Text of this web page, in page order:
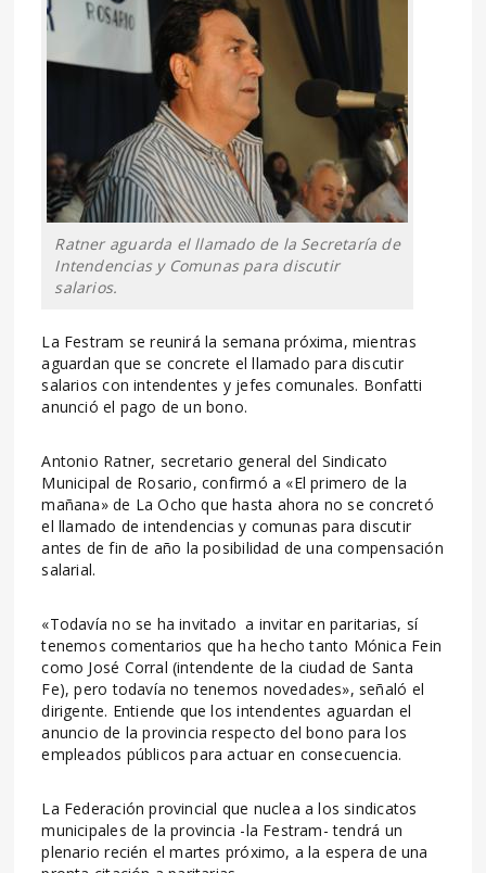
Ratner aguarda el llamado de la Secretaría de
Intendencias y Comunas para discutir
salarios.
La Festram se reunirá la semana próxima, mientras
aguardan que se concrete el llamado para discutir
salarios con intendentes y jefes comunales. Bonfatti
anunció el pago de un bono.
Antonio Ratner, secretario general del Sindicato
Municipal de Rosario, confirmó a «El primero de la
mañana» de La Ocho que hasta ahora no se concretó
el llamado de intendencias y comunas para discutir
antes de fin de año la posibilidad de una compensación
salarial.
«Todavía no se ha invitado a invitar en paritarias, sí
tenemos comentarios que ha hecho tanto Mónica Fein
como José Corral (intendente de la ciudad de Santa
Fe), pero todavía no tenemos novedades», señaló el
dirigente. Entiende que los intendentes aguardan el
anuncio de la provincia respecto del bono para los
empleados públicos para actuar en consecuencia.
La Federación provincial que nuclea a los sindicatos
municipales de la provincia -la Festram- tendrá un
plenario recién el martes próximo, a la espera de una